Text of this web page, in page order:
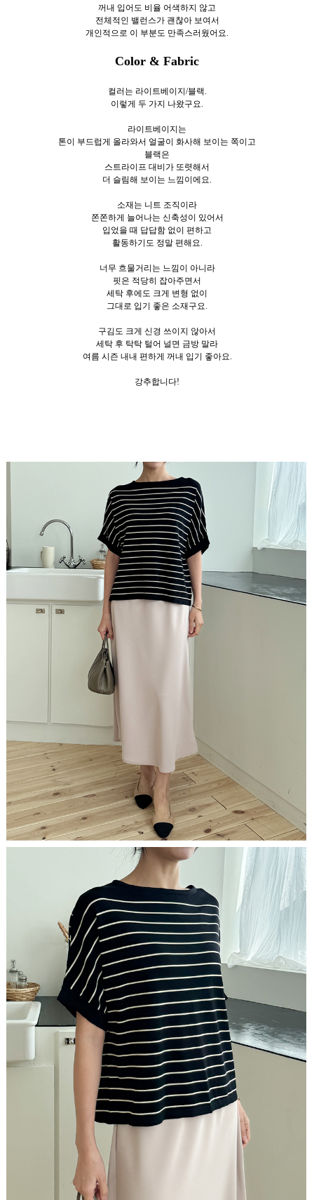
꺼내 입어도 비율 어색하지 않고
전체적인 밸런스가 괜찮아 보여서
개인적으로 이 부분도 만족스러웠어요.
Color & Fabric
컬러는 라이트베이지/블랙.
이렇게 두 가지 나왔구요.
라이트베이지는
톤이 부드럽게 올라와서 얼굴이 화사해 보이는 쪽이고
블랙은
스트라이프 대비가 또렷해서
더 슬림해 보이는 느낌이에요.
소재는 니트 조직이라
쫀쫀하게 늘어나는 신축성이 있어서
입었을 때 답답함 없이 편하고
활동하기도 정말 편해요.
너무 흐물거리는 느낌이 아니라
핏은 적당히 잡아주면서
세탁 후에도 크게 변형 없이
그대로 입기 좋은 소재구요.
구김도 크게 신경 쓰이지 않아서
세탁 후 탁탁 털어 널면 금방 말라
여름 시즌 내내 편하게 꺼내 입기 좋아요.
강추합니다!